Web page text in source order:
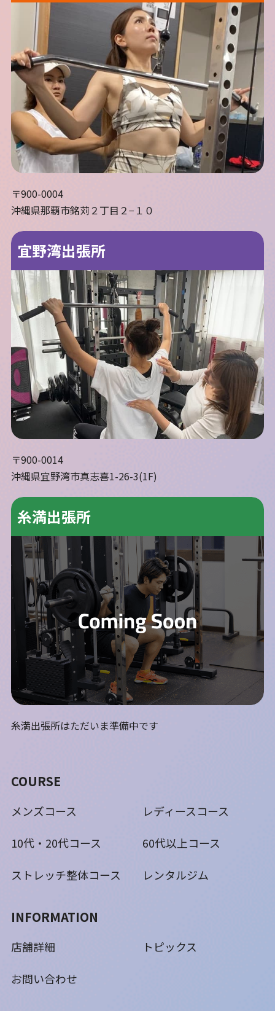
〒900-0004
沖縄県那覇市銘苅２丁目２−１０
宜野湾出張所
〒900-0014
沖縄県宜野湾市真志喜1-26-3(1F)
糸満出張所
糸満出張所はただいま準備中です
COURSE
メンズコース
レディースコース
10代・20代コース
60代以上コース
ストレッチ整体コース
レンタルジム
INFORMATION
店舗詳細
トピックス
お問い合わせ